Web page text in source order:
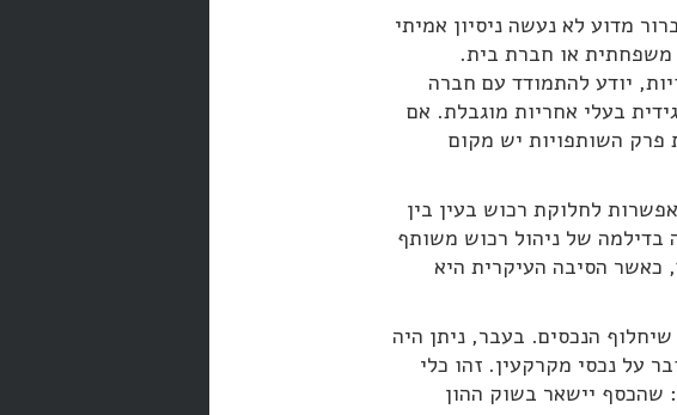
מדוע לא נעשה ניסיון אמיתי
או חברת בית.
יודע להתמודד עם חברה
בעלי אחריות מוגבלת. אם
פרק השותפויות יש מקום
לחלוקת רכוש בעין בין
בדילמה של ניהול רכוש משותף
כאשר הסיבה העיקרית היא
הנכסים. בעבר, ניתן היה
על נכסי מקרקעין. זהו כלי
שהכסף יישאר בשוק ההון